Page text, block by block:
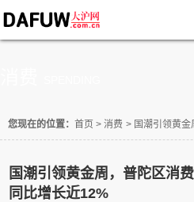
您现在的位置： 首页 > 消费 > 国潮引领黄
国潮引领黄金周，普陀区消
同比增长近12%